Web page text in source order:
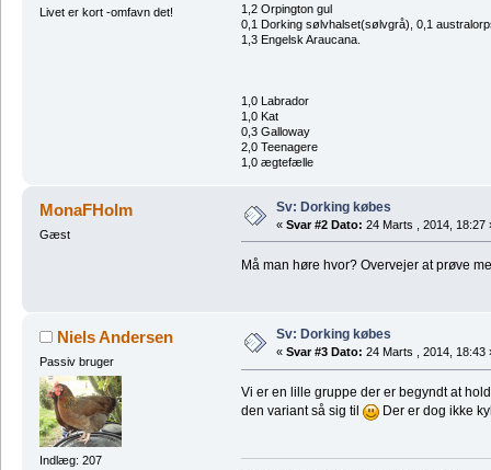
Livet er kort -omfavn det!
1,2 Orpington gul
0,1 Dorking sølvhalset(sølvgrå), 0,1
1,3 Engelsk Araucana.
1,0 Labrador
1,0 Kat
0,3 Galloway
2,0 Teenagere
1,0 ægtefælle
MonaFHolm
Gæst
Sv: Dorking købes
« Svar #2 Dato: 24 Marts , 2014, 18:27
Må man høre hvor? Overvejer at prøve
Niels Andersen
Passiv bruger
Indlæg: 207
Sv: Dorking købes
« Svar #3 Dato: 24 Marts , 2014, 18:43
Vi er en lille gruppe der er begyndt at
den variant så sig til
Der er dog ikke